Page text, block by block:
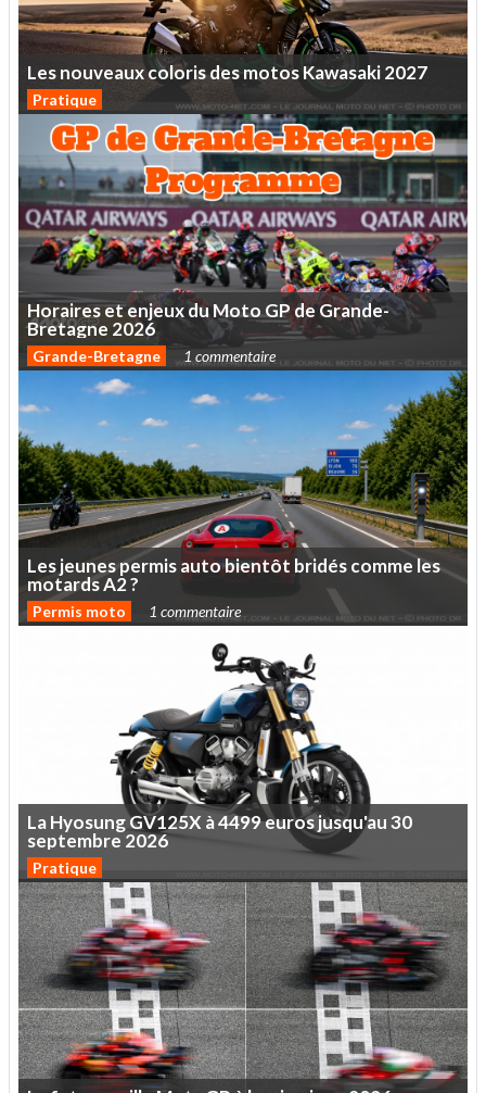
LesnouveauxcolorisdesmotosKawasaki2027
Pratique
HorairesetenjeuxduMotoGPdeGrande-
Bretagne 2026
Grande-Bretagne 1 commentaire
Lesjeunespermisautobientôt bridéscommeles
motardsA2?
Permis moto 1 commentaire
LaHyosungGV125X à4499eurosjusqu'au30
septembre 2026
Pratique